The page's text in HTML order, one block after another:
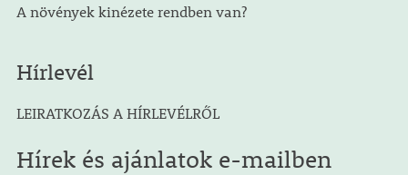
A növények kinézete rendben van?
Hírlevél
LEIRATKOZÁS A HÍRLEVÉLRŐL
Hírek és ajánlatok e-mailben